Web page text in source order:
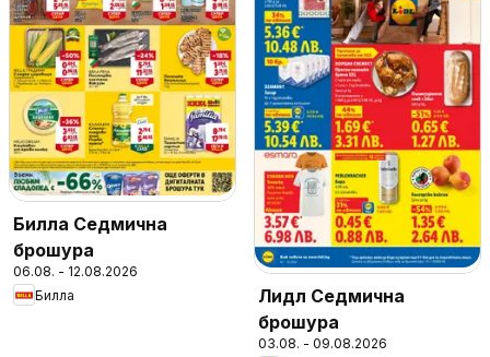
Билла Седмична
брошура
06.08. - 12.08.2026
Билла
Лидл Седмична
брошура
03.08. - 09.08.2026